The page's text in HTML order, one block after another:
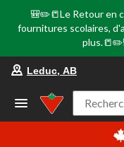
🎒✏️📒Le Retour en
fournitures scolaires,
Leduc, AB